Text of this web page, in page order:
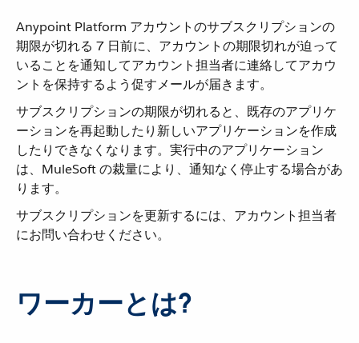
Anypoint Platform アカウントのサブスクリプションの
期限が切れる 7 日前に、アカウントの期限切れが迫って
いることを通知してアカウント担当者に連絡してアカウ
ントを保持するよう促すメールが届きます。
サブスクリプションの期限が切れると、既存のアプリケ
ーションを再起動したり新しいアプリケーションを作成
したりできなくなります。実行中のアプリケーション
は、MuleSoft の裁量により、通知なく停止する場合があ
ります。
サブスクリプションを更新するには、アカウント担当者
にお問い合わせください。
ワーカーとは?